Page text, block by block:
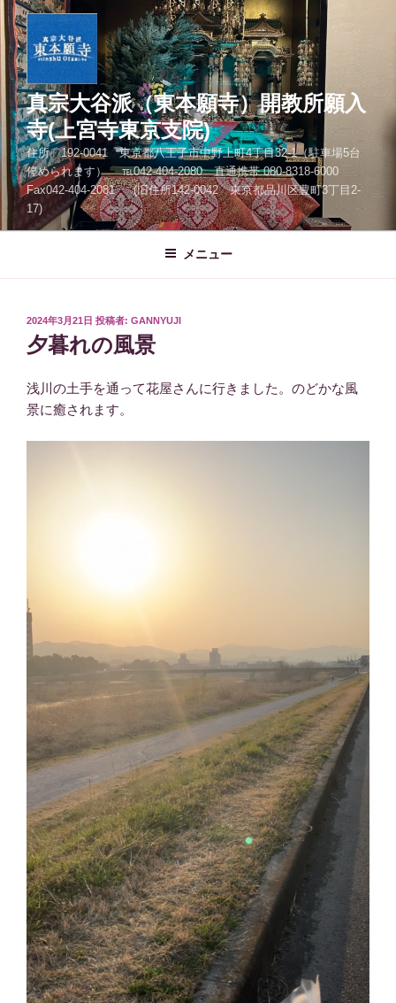
コ
ン
テ
ン
へ
ス
キ
ッ
プ
真宗大谷派（東本願寺）開教所願入
寺(上宮寺東京支院)
住所 192-0041 東京都八王子市中野上町4丁目32-1（駐車場5台
停められます） ℡042-404-2080 直通携帯 080-8318-6000
Fax042-404-2081 (旧住所142-0042 東京都品川区豊町3丁目2-
17)
メニュー
投
稿
日:
2024年3月21日 投稿者: GANNYUJI
夕暮れの風景
浅川の土手を通って花屋さんに行きました。のどかな風
景に癒されます。